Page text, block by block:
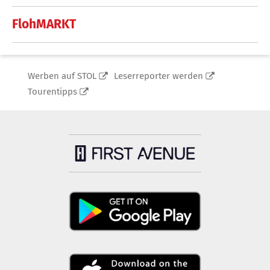
FlohMARKT
Werben auf STOL
Leserreporter werden
Tourentipps